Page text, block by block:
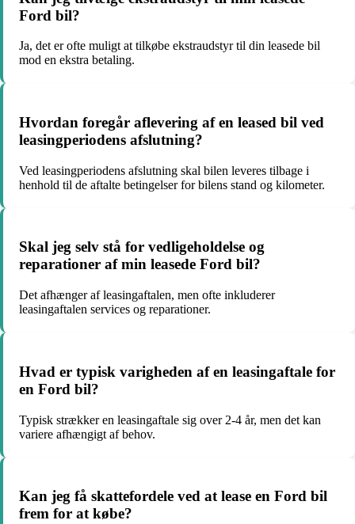
Ford bil?
Ja, det er ofte muligt at tilkøbe ekstraudstyr til din leasede bil
mod en ekstra betaling.
Hvordan foregår aflevering af en leased bil ved
leasingperiodens afslutning?
Ved leasingperiodens afslutning skal bilen leveres tilbage i
henhold til de aftalte betingelser for bilens stand og kilometer.
Skal jeg selv stå for vedligeholdelse og
reparationer af min leasede Ford bil?
Det afhænger af leasingaftalen, men ofte inkluderer
leasingaftalen services og reparationer.
Hvad er typisk varigheden af en leasingaftale for
en Ford bil?
Typisk strækker en leasingaftale sig over 2-4 år, men det kan
variere afhængigt af behov.
Kan jeg få skattefordele ved at lease en Ford bil
frem for at købe?